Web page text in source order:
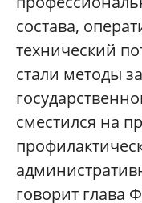
состава,
технический
стали методы
сместился на
говорит глава